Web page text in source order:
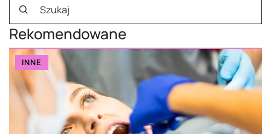
Rekomendowane
INNE